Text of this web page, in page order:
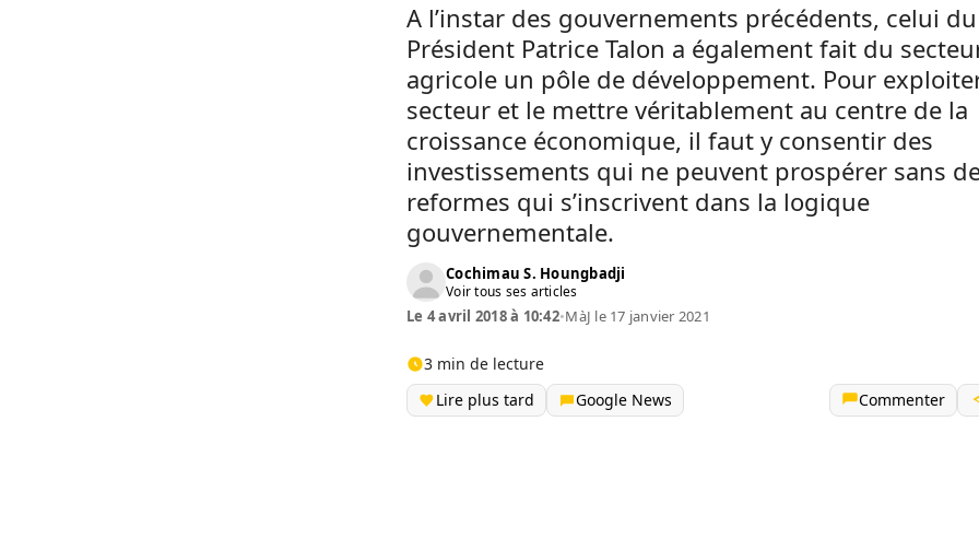
A l’instar des gouvernements précédents, celui du
Président Patrice Talon a également fait du
agricole un pôle de développement. Pour
secteur et le mettre véritablement au centre de la
croissance économique, il faut y consentir des
investissements qui ne peuvent prospérer sans
reformes qui s’inscrivent dans la logique
gouvernementale.
Cochimau S. Houngbadji
Voir tous ses articles
Le 4 avril 2018 à 10:42•MàJ le 17 janvier 2021
3 min de lecture
Lire plus tard
Google News Commenter